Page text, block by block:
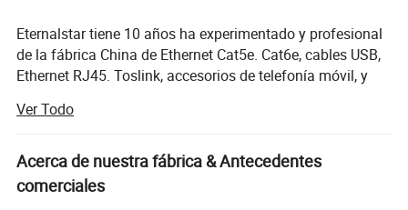
Eternalstar tiene 10 años ha experimentado y profesional
de la fábrica China de Ethernet Cat5e. Cat6e, cables USB,
Ethernet RJ45. Toslink, accesorios de telefonía móvil, y
inalámbricos de hoy
con casi 10 años de experiencia. Nuestro departamento
de ventas puede ayudar a los clientes en todo el mundo
todos los tipos de productos de origen.
Ver Todo
Acerca de nuestra fábrica & Antecedentes
comerciales